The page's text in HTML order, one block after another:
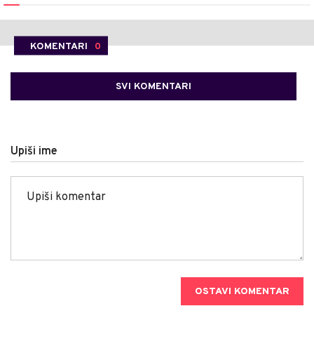
KOMENTARI 0
SVI KOMENTARI
Upiši ime
OSTAVI KOMENTAR